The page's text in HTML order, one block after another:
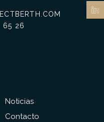
65 26
Noticias
Contacto